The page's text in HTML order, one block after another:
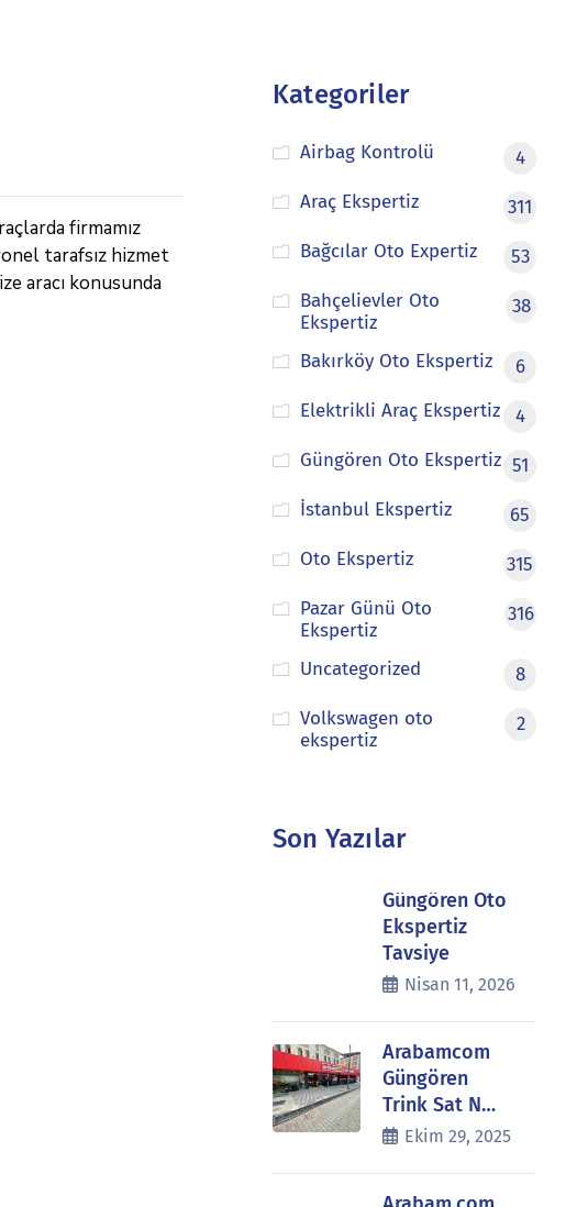
firmamız
tarafsız hizmet
aracı konusunda
Kategoriler
Airbag Kontrolü
4
Araç Ekspertiz
311
Bağcılar Oto Expertiz
53
Bahçelievler Oto
Ekspertiz
38
Bakırköy Oto Ekspertiz
6
Elektrikli Araç Ekspertiz
4
Güngören Oto Ekspertiz 51
İstanbul Ekspertiz
65
Oto Ekspertiz
315
Pazar Günü Oto
Ekspertiz
316
Uncategorized
8
Volkswagen oto
ekspertiz
2
Son Yazılar
Güngören Oto
Ekspertiz
Tavsiye
Nisan 11, 2026
Arabamcom
Güngören
Trink Sat N…
Ekim 29, 2025